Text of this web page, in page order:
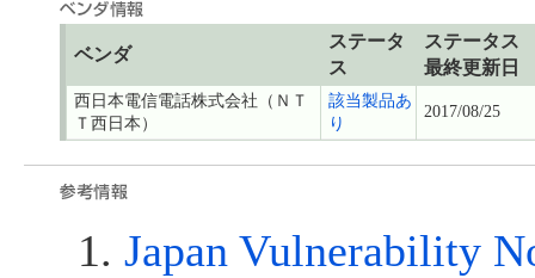
ベンダ
ステータ
ス
ステータス
最終更新日
西日本電信電話株式会社（ＮＴ
Ｔ西日本）
該当製品あ
り
2017/08/25
Japan Vulnerability